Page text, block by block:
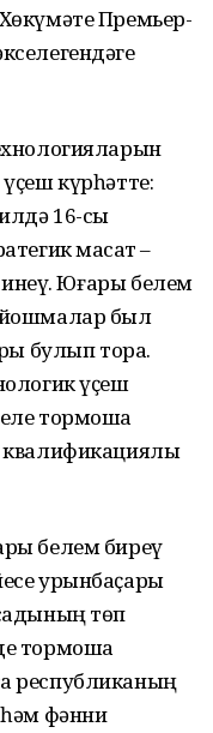
Премьер-
күрһәтте:
16-сы
маҡсат –
инеү. Юғары белем
был
булып тора.
үҫеш
тормошҡа
квалификациялы
белем биреү
урынбаҫары
төп
тормошҡа
республиканың
һәм фәнни